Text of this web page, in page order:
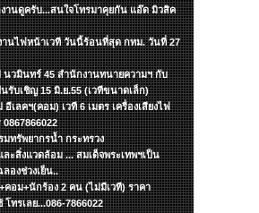
านดูครับ...สนใจโทรมาคุยกัน แอ๊ด มิวสิค
นไฟหน้าเวที วันนี้ร้อนที่สุด กทม. วันที่ 27
วมินทร์ 45 สำนักงานทนายความฯ กับ
รับเชิญ 15 มิ.ย.55 (เวทีขนาดเล็ก)
เลคฯ(คอม) เวที 6 เมตร เครื่องเสียงไฟ
มทรัพยากรน้ำ กระทรวง
ะสิ่งแวดล้อม ... สมเด็จพระเทพฯเป็น
องช่วงเย็น..
คอม+นักร้อง 2 คน (ไม่มีเวที) ราคา
ทรเลย...086-7866022